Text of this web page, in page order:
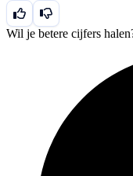
Wil je betere cijfers